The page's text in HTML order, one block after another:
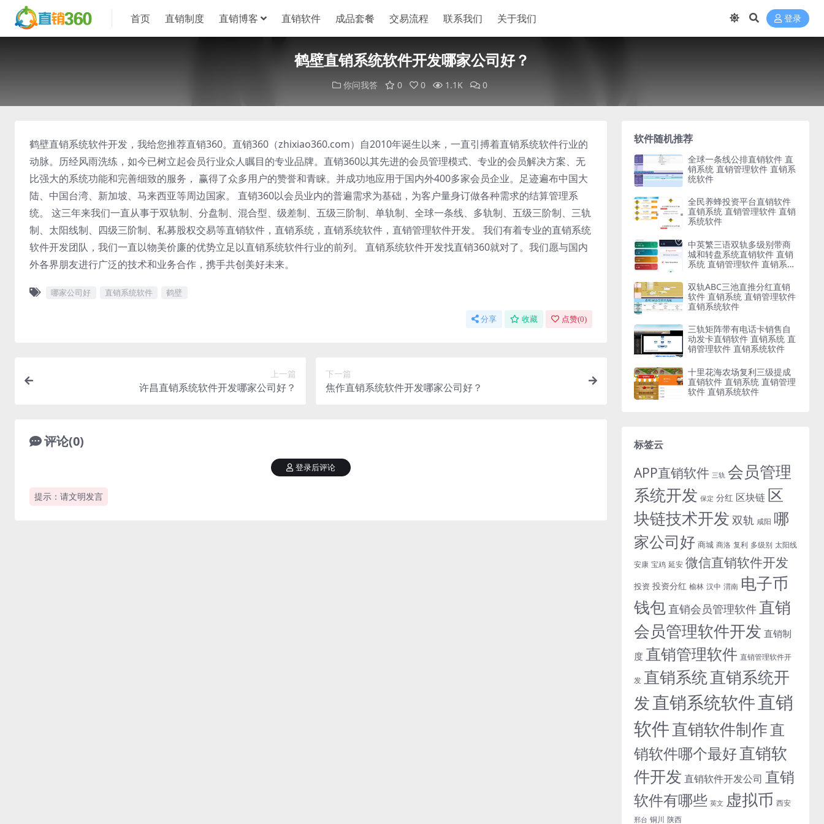
首页 直销制度 直销博客 直销软件 成品套餐 交易流程 联系我们 关于我们 登录
鹤壁直销系统软件开发哪家公司好？
你问我答 0 0 1.1K 0
鹤壁直销系统软件开发，我给您推荐直销360。直销360（zhixiao360.com）自2010年诞生以来，一直引搏着直销系统软件行业的
动脉。历经风雨洗练，如今已树立起会员行业众人瞩目的专业品牌。直销360以其先进的会员管理模式、专业的会员解决方案、无
比强大的系统功能和完善细致的服务， 赢得了众多用户的赞誉和青睐。并成功地应用于国内外400多家会员企业。足迹遍布中国大
陆、中国台湾、新加坡、马来西亚等周边国家。 直销360以会员业内的普遍需求为基础，为客户量身订做各种需求的结算管理系
统。 这三年来我们一直从事于双轨制、分盘制、混合型、级差制、五级三阶制、单轨制、全球一条线、多轨制、五级三阶制、三轨
制、太阳线制、四级三阶制、私募股权交易等直销软件，直销系统，直销系统软件，直销管理软件开发。 我们有着专业的直销系统
软件开发团队，我们一直以物美价廉的优势立足以直销系统软件行业的前列。 直销系统软件开发找直销360就对了。我们愿与国内
外各界朋友进行广泛的技术和业务合作，携手共创美好未来。
哪家公司好 直销系统软件 鹤壁
分享 收藏 点赞(0)
上一篇
许昌直销系统软件开发哪家公司好？
下一篇
焦作直销系统软件开发哪家公司好？
评论(0)
提示：请文明发言
登录后评论
软件随机推荐
全球一条线公排直销软件 直
销系统 直销管理软件 直销系
统软件
全民养蜂投资平台直销软件
直销系统 直销管理软件 直销
系统软件
中英繁三语双轨多级别带商
城和转盘系统直销软件 直销
系统 直销管理软件 直销系统
双轨ABC三池直推分红直销
软件 直销系统 直销管理软件
直销系统软件
三轨矩阵带有电话卡销售自
动发卡直销软件 直销系统 直
销管理软件 直销系统软件
十里花海农场复利三级提成
直销软件 直销系统 直销管理
软件 直销系统软件
标签云
APP直销软件 三轨 会员管理
系统开发 保定 分红 区块链 区
块链技术开发 双轨 咸阳 哪
家公司好 商城 商洛 复利 多级别 太阳线
安康 宝鸡 延安 微信直销软件开发
投资 投资分红 榆林 汉中 渭南 电子币
钱包 直销会员管理软件 直销
会员管理软件开发 直销制
度 直销管理软件 直销管理软件开
发 直销系统直销系统开
发直销系统软件直销
软件直销软件制作直
销软件哪个最好直销软
件开发 直销软件开发公司 直销
软件有哪些 英文 虚拟币 西安
邢台 铜川 陕西